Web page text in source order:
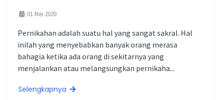
01 Mei 2020
Pernikahan adalah suatu hal yang sangat sakral. Hal
inilah yang menyebabkan banyak orang merasa
bahagia ketika ada orang di sekitarnya yang
menjalankan atau melangsungkan pernikaha...
Selengkapnya